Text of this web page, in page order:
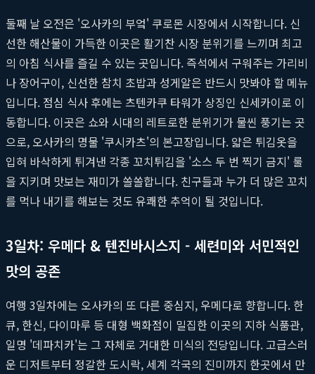
둘째 날 오전은 '오사카의 부엌' 쿠로몬 시장에서 시작합니다. 신
선한 해산물이 가득한 이곳은 활기찬 시장 분위기를 느끼며 최고
의 아침 식사를 즐길 수 있는 곳입니다. 즉석에서 구워주는 가리비
나 장어구이, 신선한 참치 초밥과 성게알은 반드시 맛봐야 할 메뉴
입니다. 점심 식사 후에는 츠텐카쿠 타워가 상징인 신세카이로 이
동합니다. 이곳은 쇼와 시대의 레트로한 분위기가 물씬 풍기는 곳
으로, 오사카의 명물 '쿠시카츠'의 본고장입니다. 얇은 튀김옷을
입혀 바삭하게 튀겨낸 각종 꼬치튀김을 '소스 두 번 찍기 금지' 룰
을 지키며 맛보는 재미가 쏠쏠합니다. 친구들과 누가 더 많은 꼬치
를 먹나 내기를 해보는 것도 유쾌한 추억이 될 것입니다.
3일차: 우메다 & 텐진바시스지 - 세련미와 서민적인
맛의 공존
여행 3일차에는 오사카의 또 다른 중심지, 우메다로 향합니다. 한
큐, 한신, 다이마루 등 대형 백화점이 밀집한 이곳의 지하 식품관,
일명 '데파치카'는 그 자체로 거대한 미식의 전당입니다. 고급스러
운 디저트부터 정갈한 도시락, 세계 각국의 진미까지 한곳에서 만